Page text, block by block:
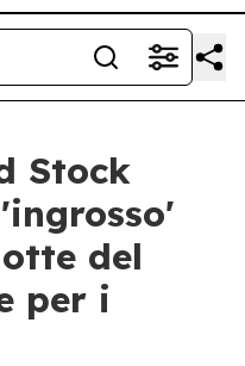
Stock
del
per i